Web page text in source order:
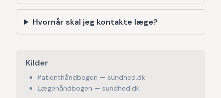
Hvornår skal jeg kontakte læge?
Kilder
Patienthåndbogen — sundhed.dk
Lægehåndbogen — sundhed.dk